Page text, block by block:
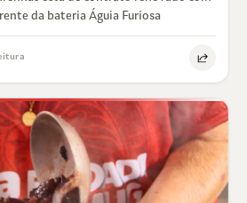
da bateria Águia Furiosa